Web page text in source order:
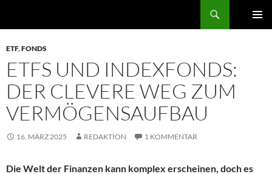
ETF,FONDS
ETFS UND INDEXFONDS:
DER CLEVERE WEG ZUM
VERMÖGENSAUFBAU
16. MÄRZ 2025 REDAKTION 1 KOMMENTAR
Die Welt der Finanzen kann komplex erscheinen, doch es